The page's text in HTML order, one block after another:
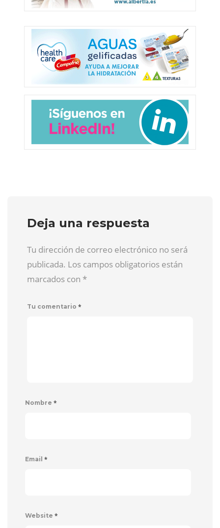
Deja una respuesta
Tu dirección de correo electrónico no será
publicada. Los campos obligatorios están
marcados con *
Tu comentario *
Nombre *
Email *
Website *